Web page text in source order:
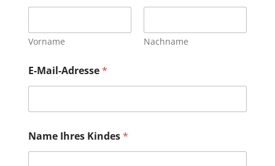
Vorname Nachname
E-Mail-Adresse*
h
r
Name Ihres Kindes*